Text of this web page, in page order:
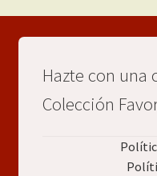
Hazte con una
Colección